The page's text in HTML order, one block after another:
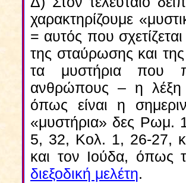
χαρακτηρίζουμε
= αυτός που
της σταύρωσης και
τα μυστήρια που
ανθρώπους – η λέξη
όπως είναι η
«μυστήρια» δες Ρωμ.
5, 32, Κολ. 1, 26-27,
και τον Ιούδα, όπως
διεξοδική μελέτη.